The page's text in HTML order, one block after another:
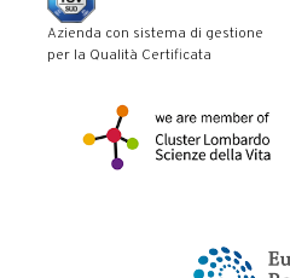
Azienda con sistema di gestione
per la Qualità Certificata